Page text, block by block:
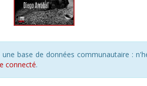
base de données communautaire :
connecté.